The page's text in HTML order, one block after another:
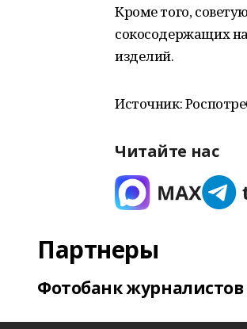
Кроме того,
сокосодержащих
изделий.
Источник:
Читайте нас
Партнеры
Фотобанк журналистов